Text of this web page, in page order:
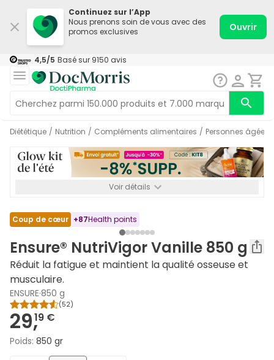
Continuez sur l’App
Nous prenons soin de vous avec des
promos exclusives
Ouvrir
4,5/5 Basé sur 9150 avis
Diététique / Nutrition / Compléments alimentaires / Personnes âgées
Voir détails
Coup de cœur +87Health points
Ensure® NutriVigor Vanille 850 g
Réduit la fatigue et maintient la qualité osseuse et
musculaire.
ENSURE·850 g
(52)
29,19 €
Poids: 850 gr